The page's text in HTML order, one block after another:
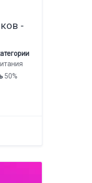
-
50%